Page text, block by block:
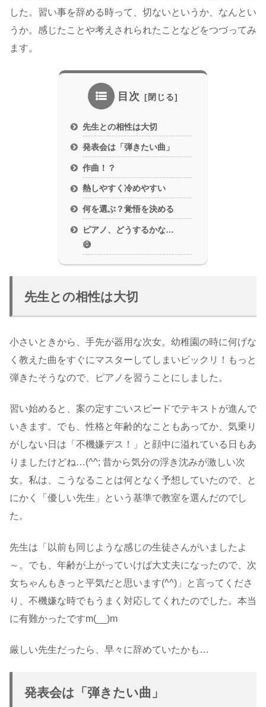
した。習い事を辞める時って、切ないというか、なんとい
うか。感じたことや考えされられたことなどをつづってみ
ます。
目次
先生との相性は大切
発表会は「弾きたい曲」
作曲！？
熱しやすく冷めやすい
何を選ぶ？覚悟を決める
ピアノ、どうするかな…
😅
先生との相性は大切
小さいときから、手先が器用な次女。幼稚園の時に何げな
く教えた曲をすぐにマスターしてしまいビックリ！もっと
弾きたそうなので、ピアノを習うことにしました。
習い始めると、案の定すごいスピードでテキストが進んで
いきます。でも、性格と年齢的なこともあってか、気乗り
がしない日は「不機嫌デス！」と顔中に溢れている日もあ
りましたけどね…(^^; 昔から気分の浮き沈みが激しい次
女。私は、こうなることは何となく予想していたので、と
にかく「優しい先生」という基準で教室を選んだのでし
た。
先生は「以前も同じような感じの生徒さんがいましたよ
～。でも、年齢が上がっていけば大丈夫になったので、次
女ちゃんもきっと平気だと思います(^^)」と言ってくださ
り、不機嫌な時でもうまく対応してくれたのでした。本当
に有難かったですm(__)m
厳しい先生だったら、早々に辞めていたかも…
発表会は「弾きたい曲」